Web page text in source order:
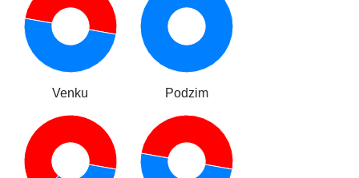
Venku Podzim